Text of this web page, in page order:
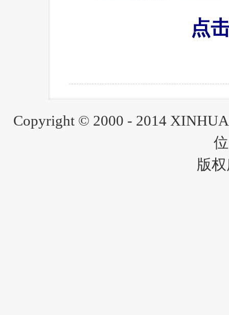
点
Copyright © 2000 - 2014
版